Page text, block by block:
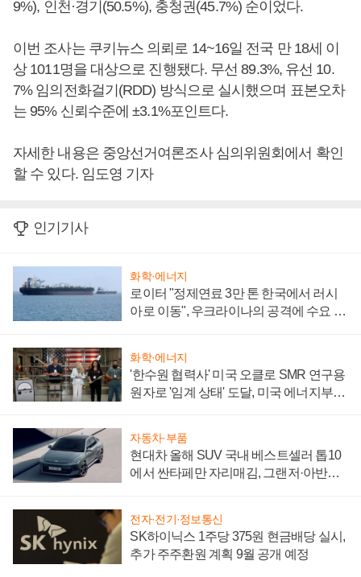
9%), 인천·경기(50.5%), 충청권(45.7%) 순이었다.
이번 조사는 쿠키뉴스 의뢰로 14~16일 전국 만 18세 이
상 1011명을 대상으로 진행됐다. 무선 89.3%, 유선 10.
7% 임의전화걸기(RDD) 방식으로 실시했으며 표본오차
는 95% 신뢰수준에 ±3.1%포인트다.
자세한 내용은 중앙선거여론조사 심의위원회에서 확인
할 수 있다. 임도영 기자
인기기사
화학·에너지
로이터 "정제연료 3만 톤 한국에서 러시
아로 이동", 우크라이나의 공격에 수요 늘
화학·에너지
'한수원 협력사' 미국 오클로 SMR 연구용
원자로 '임계 상태' 도달, 미국 에너지부
자동차·부품
현대차 올해 SUV 국내 베스트셀러 톱10
에서 싼타페만 자리매김, 그랜저·아반떼
전자·전기·정보통신
SK하이닉스 1주당 375원 현금배당 실시,
추가 주주환원 계획 9월 공개 예정